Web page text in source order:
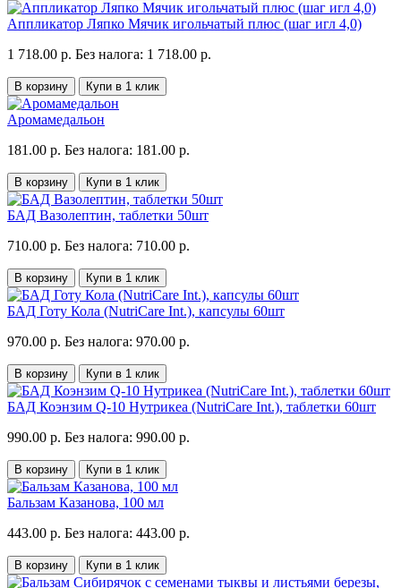
Аппликатор Ляпко Мячик игольчатый плюс (шаг игл 4,0)
1 718.00 р. Без налога: 1 718.00 р.
В корзину Купи в 1 клик
Аромамедальон
181.00 р. Без налога: 181.00 р.
В корзину Купи в 1 клик
БАД Вазолептин, таблетки 50шт
710.00 р. Без налога: 710.00 р.
В корзину Купи в 1 клик
БАД Готу Кола (NutriCare Int.), капсулы 60шт
970.00 р. Без налога: 970.00 р.
В корзину Купи в 1 клик
БАД Коэнзим Q-10 Нутрикеа (NutriCare Int.), таблетки 60шт
990.00 р. Без налога: 990.00 р.
В корзину Купи в 1 клик
Бальзам Казанова, 100 мл
443.00 р. Без налога: 443.00 р.
В корзину Купи в 1 клик